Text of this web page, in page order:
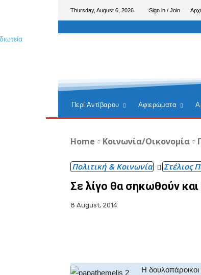
Thursday, August 6, 2026 Sign in / Join
Περί Αντίβαρου Αφιερώματα
Home Κοινωνία/Οικονομία
Πολιτική & Κοινωνία Στέλιος
Σε λίγο θα σηκωθούν
8 August, 2014
Η